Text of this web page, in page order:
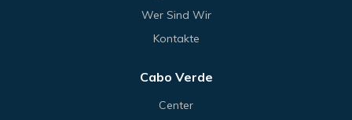
Wer Sind Wir
Kontakte
Cabo Verde
Center